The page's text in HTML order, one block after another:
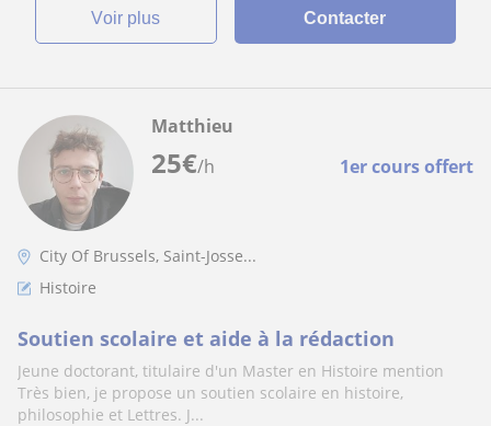
voir plus Contacter
25€/h 1er cours offert
Matthieu
City Of Brussels, Saint-Josse...
Histoire
Soutien scolaire et aide à la rédaction
Jeune doctorant, titulaire d'un Master en Histoire mention
Très bien, je propose un soutien scolaire en histoire,
philosophie et Lettres. J...